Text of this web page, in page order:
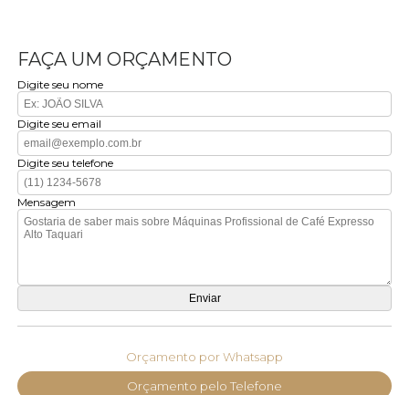
FAÇA UM ORÇAMENTO
Digite seu nome
Digite seu email
Digite seu telefone
Mensagem
Orçamento por Whatsapp
Orçamento pelo Telefone